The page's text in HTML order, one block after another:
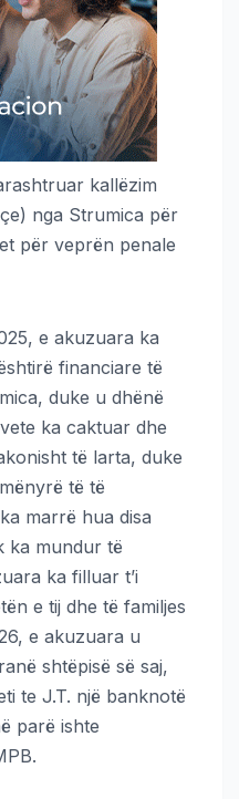
kallëzim
nga Strumica për
për veprën penale
e akuzuara ka
financiare të
duke u dhënë
ka caktuar dhe
të larta, duke
të të
marrë hua disa
ka mundur të
ka filluar t’i
e tij dhe të familjes
e akuzuara u
shtëpisë së saj,
te J.T. një banknotë
parë ishte